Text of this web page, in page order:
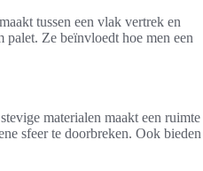
tussen een vlak vertrek en
Ze beïnvloedt hoe men een
materialen maakt een ruimte
sfeer te doorbreken. Ook bieden